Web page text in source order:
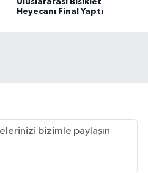
Heyecanı Final Yaptı